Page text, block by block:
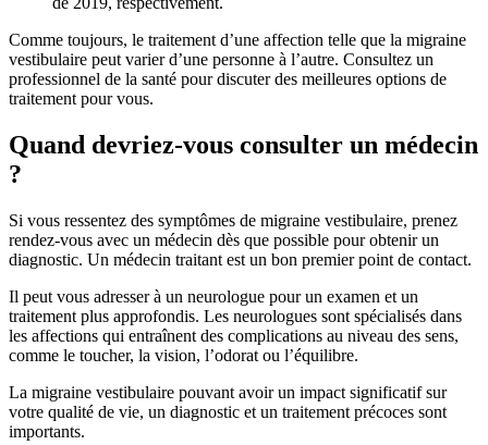
Comme toujours, le traitement d’une affection telle que la migraine
vestibulaire peut varier d’une personne à l’autre. Consultez un
professionnel de la santé pour discuter des meilleures options de
traitement pour vous.
Quand devriez-vous consulter un médecin
?
Si vous ressentez des symptômes de migraine vestibulaire, prenez
rendez-vous avec un médecin dès que possible pour obtenir un
diagnostic. Un médecin traitant est un bon premier point de contact.
Il peut vous adresser à un neurologue pour un examen et un
traitement plus approfondis. Les neurologues sont spécialisés dans
les affections qui entraînent des complications au niveau des sens,
comme le toucher, la vision, l’odorat ou l’équilibre.
La migraine vestibulaire pouvant avoir un impact significatif sur
votre qualité de vie, un diagnostic et un traitement précoces sont
importants.